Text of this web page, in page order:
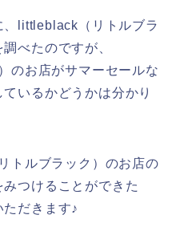
、littleblack（リトルブラ
べたのですが、
のお店がサマーセールな
いるかどうかは分かり
トルブラック）のお店の
つけることができた
だきます♪